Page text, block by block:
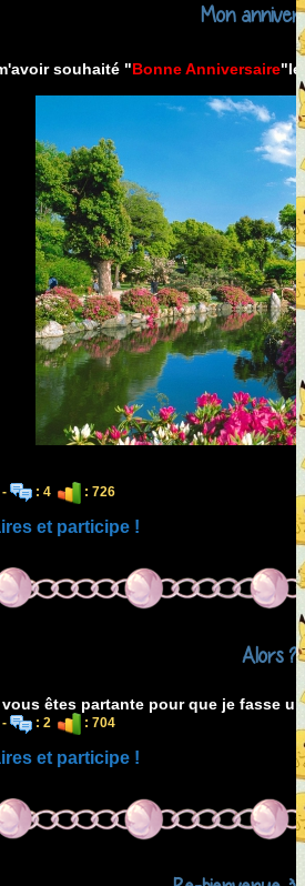
Mon
souhaité "Bonne Anniversaire"
- : 4 : 726
et participe !
Alors ?
êtes partante pour que je fasse
- : 2 : 704
et participe !